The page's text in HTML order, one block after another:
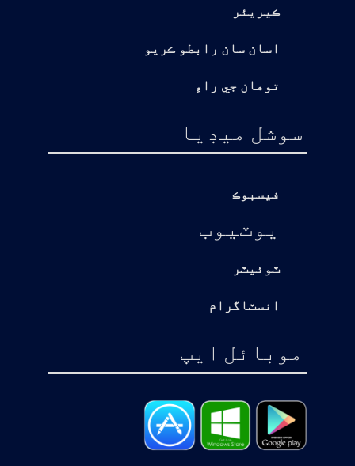
ڪيريئر
اسان سان رابطو ڪريو
توهان جي راءِ
سوشل ميڊيا
فيسبوڪ
يوٽيوب
ٽوئيٽر
انسٽاگرام
موبائل ايپ